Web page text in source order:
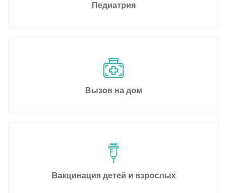
Педиатрия
Вызов на дом
Вакцинация детей и взрослых